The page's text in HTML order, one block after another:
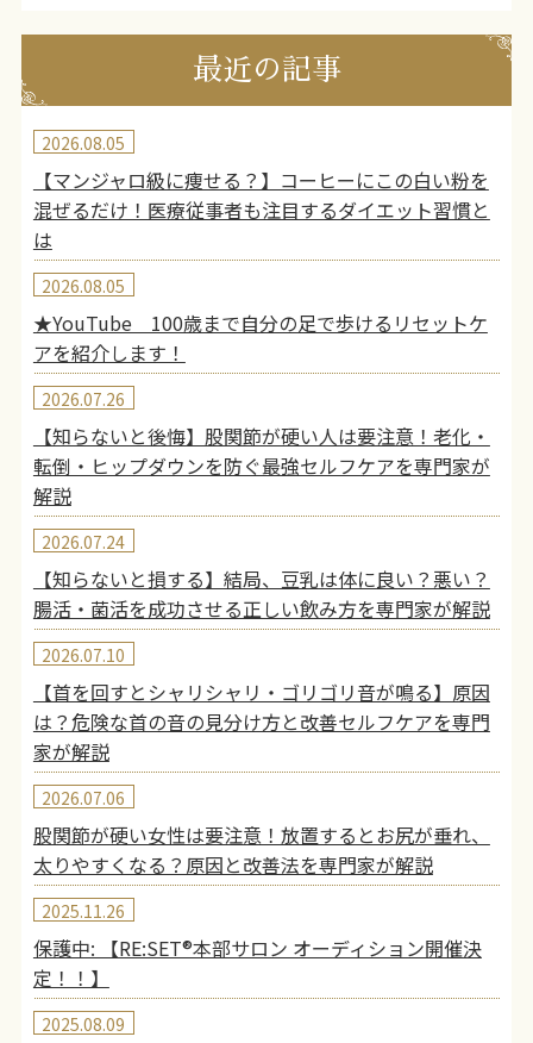
最近の記事
【マンジャロ級に痩せる？】コーヒーにこの白い粉を
混ぜるだけ！医療従事者も注目するダイエット習慣と
は
2026.08.05
★YouTube 100歳まで自分の足で歩けるリセットケ
アを紹介します！
2026.08.05
【知らないと後悔】股関節が硬い人は要注意！老化・
転倒・ヒップダウンを防ぐ最強セルフケアを専門家が
解説
2026.07.26
【知らないと損する】結局、豆乳は体に良い？悪い？
腸活・菌活を成功させる正しい飲み方を専門家が解説
2026.07.24
【首を回すとシャリシャリ・ゴリゴリ音が鳴る】原因
は？危険な首の音の見分け方と改善セルフケアを専門
家が解説
2026.07.10
股関節が硬い女性は要注意！放置するとお尻が垂れ、
太りやすくなる？原因と改善法を専門家が解説
2026.07.06
保護中: 【RE:SET®︎本部サロン オーディション開催決
定！！】
2025.11.26
2025.08.09